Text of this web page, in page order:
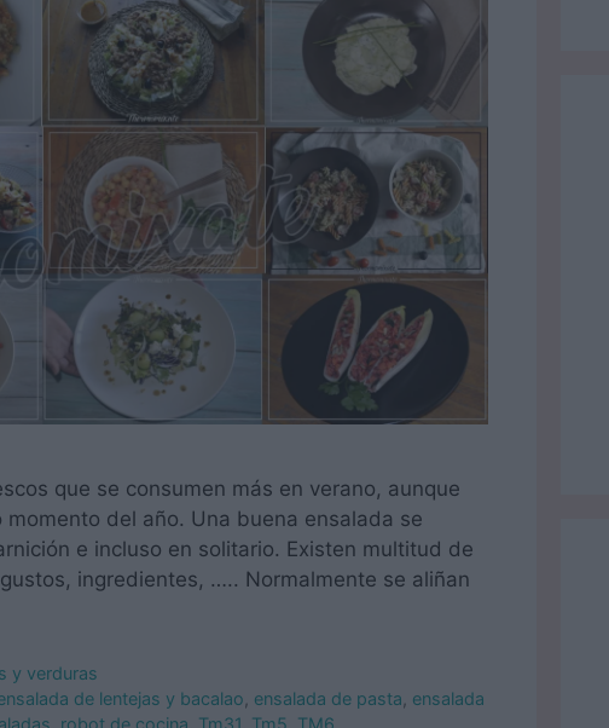
que se consumen más en verano, aunque
del año. Una buena ensalada se
e incluso en solitario. Existen multitud de
ingredientes, ….. Normalmente se aliñan
y verduras
de lentejas y bacalao ensalada de pasta ensalada
robot de cocina Tm31 Tm5 TM6